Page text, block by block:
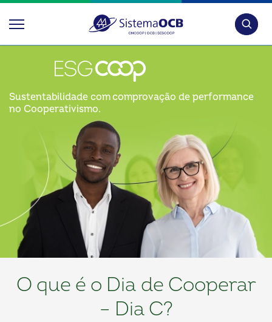
Sustentabilidade com comprovação de performance
no Cooperativismo.
O que é o Dia de Cooperar
– Dia C?